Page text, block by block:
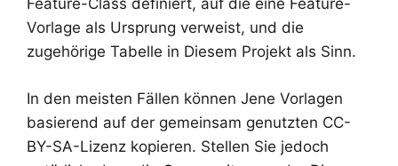
Feature-Class definiert, auf die eine Feature-
Vorlage als Ursprung verweist, und die
zugehörige Tabelle in Diesem Projekt als Sinn.
In den meisten Fällen können Jene Vorlagen
basierend auf der gemeinsam genutzten CC-
BY-SA-Lizenz kopieren. Stellen Sie jedoch